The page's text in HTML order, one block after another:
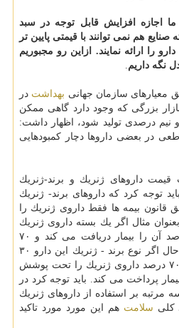
اجازه افزایش قابل توجه در سبد
صنایع هم نمی توانند با قیمتی پایین تر
را ارائه نمایند. ازاین رو مجبوریم
نگه داریم
معیارهای سازمان جهانی بهداشت در
بزرگی كه وجود دارد گاهی ممكن
نیم درصدی تولید شود، اظهار داشت:
در بعضی داروها دچار كمبودهایی
داروهای ژنریك و برند-ژنریك
توجه كرد كه داروهای برند- ژنریك
قانون بیمه ها فقط داروی ژنریك را
مثال اگر یك بسته داروی ژنریك
۲۰ هزار تومان باشد، ۳۰ درصد آن را بیمار دریافت می كند و ۷۰
درصدش را بیمه می پردازد. حال اگر نوع برند - ژنریك این دارو ۳۰
هزار تومان شود، بیمه همان ۷۰ درصد داروی ژنریك را تحت پوشش
پرداخت می كند. باید توجه كرد در
مرتبه بر استفاده از داروهای ژنریك
كلی سلامت هم این مورد مورد تاكید